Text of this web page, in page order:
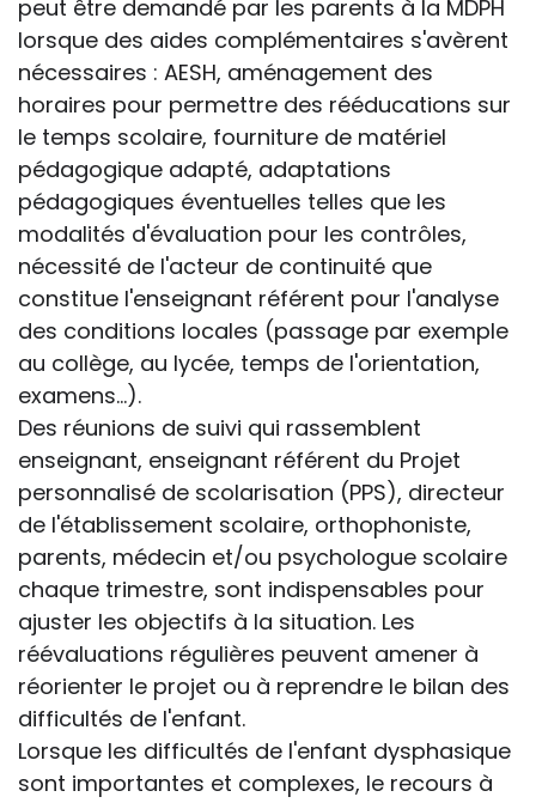
peut être demandé par les parents à la MDPH
lorsque des aides complémentaires s'avèrent
nécessaires : AESH, aménagement des
horaires pour permettre des rééducations sur
le temps scolaire, fourniture de matériel
pédagogique adapté, adaptations
pédagogiques éventuelles telles que les
modalités d'évaluation pour les contrôles,
nécessité de l'acteur de continuité que
constitue l'enseignant référent pour l'analyse
des conditions locales (passage par exemple
au collège, au lycée, temps de l'orientation,
examens...).
Des réunions de suivi qui rassemblent
enseignant, enseignant référent du Projet
personnalisé de scolarisation (PPS), directeur
de l'établissement scolaire, orthophoniste,
parents, médecin et/ou psychologue scolaire
chaque trimestre, sont indispensables pour
ajuster les objectifs à la situation. Les
réévaluations régulières peuvent amener à
réorienter le projet ou à reprendre le bilan des
difficultés de l'enfant.
Lorsque les difficultés de l'enfant dysphasique
sont importantes et complexes, le recours à